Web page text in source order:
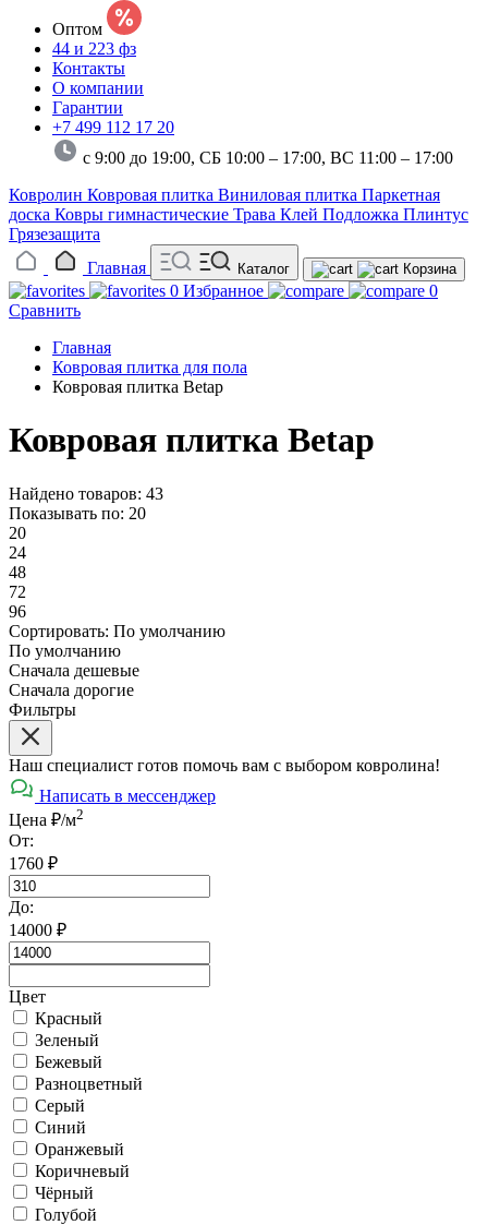
Оптом
44 и 223 фз
Контакты
О компании
Гарантии
+7 499 112 17 20
с 9:00 до 19:00, СБ 10:00 – 17:00, ВС 11:00 – 17:00
Ковролин Ковровая плитка Виниловая плитка Паркетная
доска Ковры гимнастические Трава Клей Подложка Плинтус
Грязезащита
Главная
Каталог Корзина
0 Избранное
0
Сравнить
Главная
Ковровая плитка для пола
Ковровая плитка Betap
Ковровая плитка Betap
Найдено товаров: 43
Показывать по: 20
20
24
48
72
96
Сортировать: По умолчанию
По умолчанию
Сначала дешевые
Сначала дорогие
Фильтры
Наш специалист готов помочь вам с выбором ковролина!
Написать в мессенджер
Цена ₽/м2
От:
1760 ₽
До:
14000 ₽
Цвет
Красный
Зеленый
Бежевый
Разноцветный
Серый
Синий
Оранжевый
Коричневый
Чёрный
Голубой